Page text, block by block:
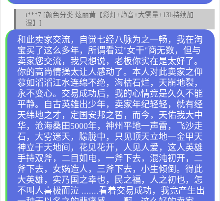
t***7 [颜色分类:炫丽黄【彩灯+静音+大雾量+13h持续加
湿】]
和此卖家交流，自觉七经八脉为之一畅，我在淘
宝买了这么多年，所谓看过"女干"商无数，但与
卖家您交流，我只想说，老板你实在是太好了。
你的高尚情操太让人感动了。本人对此卖家之仰
慕如滔滔江水连绵不绝，海枯石烂，天崩地裂，
永不变心。交易成功后，我的心情竟是久久不能
平静。自古英雄出少年，卖家年纪轻轻，就有经
天纬地之才，定国安邦之智，而今，天佑我大中
华，沧海桑田5000年，神州平地一声雷，飞沙走
石，大雾迷天，朦胧中，只见顶天立地一金甲天
神立于天地间，花见花开，人见人爱，这人英雄
手持双斧，二目如电，一斧下去，混沌初开，二
斧下去，女娲造人，三斧下去，小生倾倒。得此
大英雄，实乃国之幸也，民之福，人之初也，怎
不叫人喜极而泣 .......看着交易成功，我竟产生出